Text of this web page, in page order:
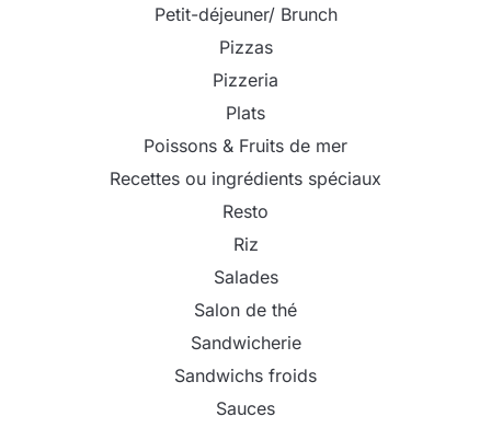
Petit-déjeuner/ Brunch
Pizzas
Pizzeria
Plats
Poissons & Fruits de mer
Recettes ou ingrédients spéciaux
Resto
Riz
Salades
Salon de thé
Sandwicherie
Sandwichs froids
Sauces